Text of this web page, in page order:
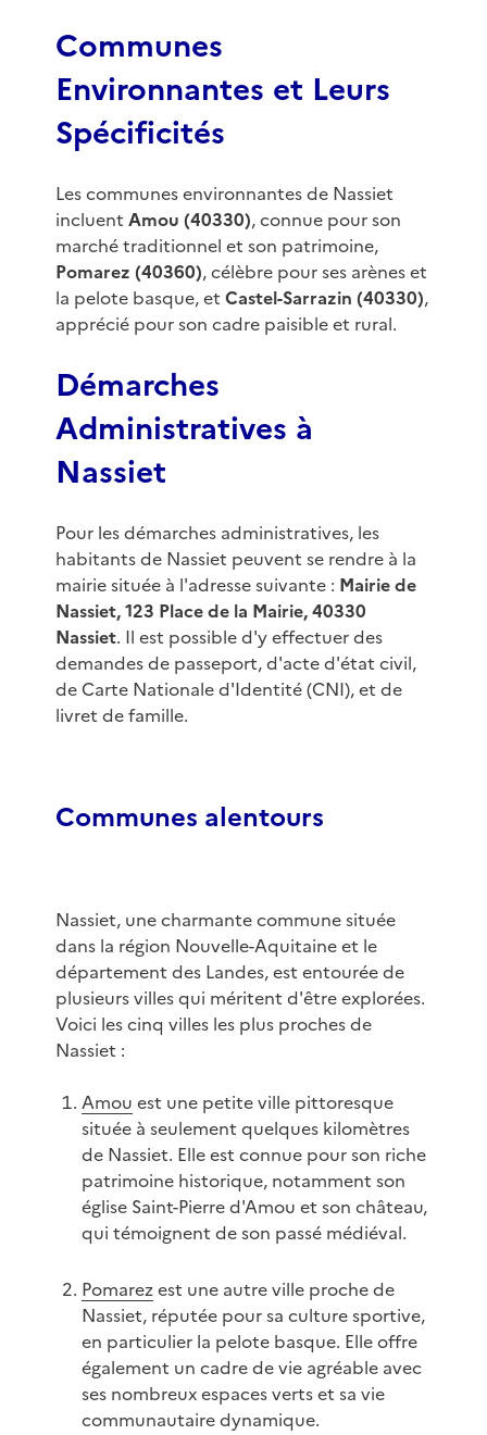
Communes
Environnantes et Leurs
Spécificités
Les communes environnantes de Nassiet
incluent Amou (40330), connue pour son
marché traditionnel et son patrimoine,
Pomarez (40360), célèbre pour ses arènes et
la pelote basque, et Castel-Sarrazin (40330),
apprécié pour son cadre paisible et rural.
Démarches
Administratives à
Nassiet
Pour les démarches administratives, les
habitants de Nassiet peuvent se rendre à la
mairie située à l'adresse suivante : Mairie de
Nassiet, 123 Place de la Mairie, 40330
Nassiet. Il est possible d'y effectuer des
demandes de passeport, d'acte d'état civil,
de Carte Nationale d'Identité (CNI), et de
livret de famille.
Communes alentours
Nassiet, une charmante commune située
dans la région Nouvelle-Aquitaine et le
département des Landes, est entourée de
plusieurs villes qui méritent d'être explorées.
Voici les cinq villes les plus proches de
Nassiet :
Amou est une petite ville pittoresque
située à seulement quelques kilomètres
de Nassiet. Elle est connue pour son riche
patrimoine historique, notamment son
église Saint-Pierre d'Amou et son château,
qui témoignent de son passé médiéval.
Pomarezest une autre ville proche de
Nassiet, réputée pour sa culture sportive,
en particulier la pelote basque. Elle offre
également un cadre de vie agréable avec
ses nombreux espaces verts et sa vie
communautaire dynamique.